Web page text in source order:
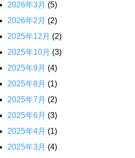
2026年3月 (5)
2026年2月 (2)
2025年12月 (2)
2025年10月 (3)
2025年9月 (4)
2025年8月 (1)
2025年7月 (2)
2025年6月 (3)
2025年4月 (1)
2025年3月 (4)